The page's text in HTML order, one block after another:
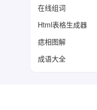
在线组词
Html表格生成器
痣相图解
成语大全